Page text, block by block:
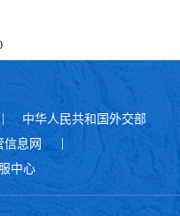
中华人民共和国外交部
信息网
中心